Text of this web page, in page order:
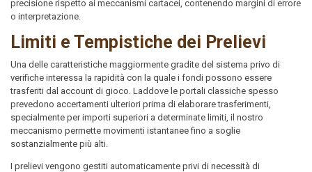
precisione rispetto ai meccanismi cartacei, contenendo margini di errore
o interpretazione.
Limiti e Tempistiche dei Prelievi
Una delle caratteristiche maggiormente gradite del sistema privo di
verifiche interessa la rapidità con la quale i fondi possono essere
trasferiti dal account di gioco. Laddove le portali classiche spesso
prevedono accertamenti ulteriori prima di elaborare trasferimenti,
specialmente per importi superiori a determinate limiti, il nostro
meccanismo permette movimenti istantanee fino a soglie
sostanzialmente più alti.
I prelievi vengono gestiti automaticamente privi di necessità di